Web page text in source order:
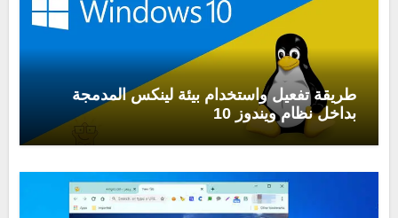
طريقة تفعيل واستخدام بيئة لينكس المدمجة
بداخل نظام ويندوز 10